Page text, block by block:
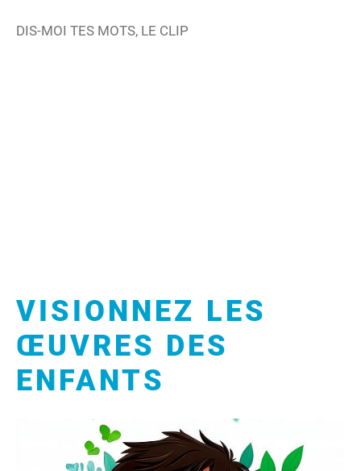
DIS-MOI TES MOTS, LE CLIP
VISIONNEZ LES
ŒUVRES DES
ENFANTS